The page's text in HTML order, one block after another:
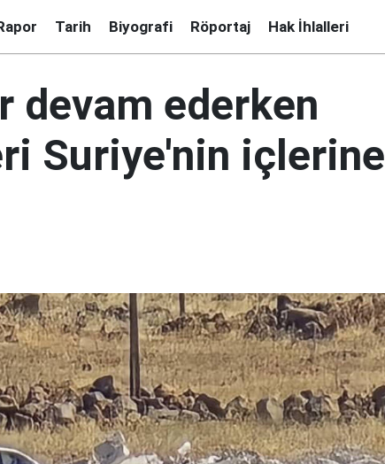
Tarih Biyografi Röportaj Hak İhlalleri
devam ederken
Suriye'nin içlerine